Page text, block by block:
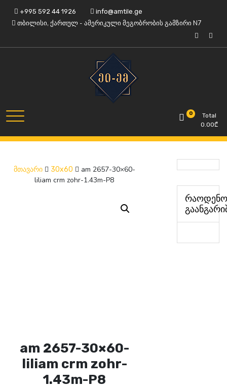
content
+995 592 44 1926 info@amtile.ge
თბილისი, ქართულ - ამერიკული მეგობრობის გამზირი N7
AMTile
ყოველთვის მაღალი ხარისხი. 0
Total
0.00₾
მთავარი 30x60
am 2657-30×60-
liliam crm zohr-1.43m-P8
am 2657-30×60-
liliam crm zohr-
1.43m-P8